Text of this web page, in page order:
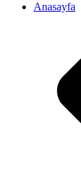
Anasayfa